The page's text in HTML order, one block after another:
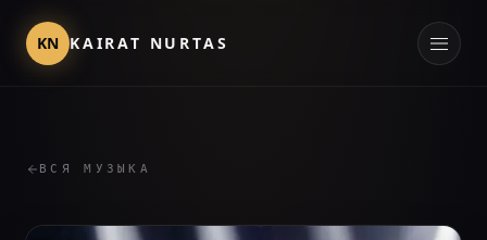
KN KAIRAT NURTAS
ВСЯ МУЗЫКА